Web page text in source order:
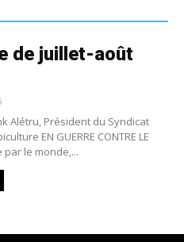
de juillet-août
Alétru, Président du Syndicat
EN GUERRE CONTRE LE
par le monde,...